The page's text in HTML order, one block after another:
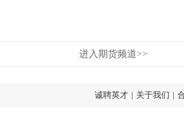
进入期货频道>>
诚聘英才 关于我们